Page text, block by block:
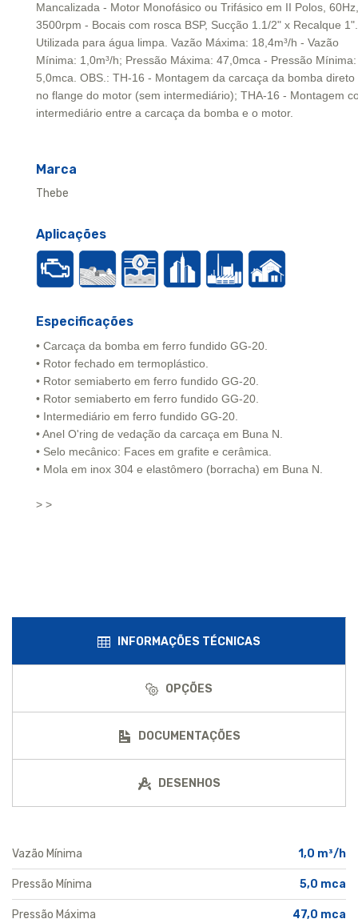
Mancalizada - Motor Monofásico ou Trifásico em II Polos, 60Hz,
3500rpm - Bocais com rosca BSP, Sucção 1.1/2" x Recalque 1".
Utilizada para água limpa. Vazão Máxima: 18,4m³/h - Vazão
Mínima: 1,0m³/h; Pressão Máxima: 47,0mca - Pressão Mínima:
5,0mca. OBS.: TH-16 - Montagem da carcaça da bomba direto
no flange do motor (sem intermediário); THA-16 - Montagem
intermediário entre a carcaça da bomba e o motor.
Marca
Thebe
Aplicações
Especificações
• Carcaça da bomba em ferro fundido GG-20.
• Rotor fechado em termoplástico.
• Rotor semiaberto em ferro fundido GG-20.
• Rotor semiaberto em ferro fundido GG-20.
• Intermediário em ferro fundido GG-20.
• Anel O'ring de vedação da carcaça em Buna N.
• Selo mecânico: Faces em grafite e cerâmica.
• Mola em inox 304 e elastômero (borracha) em Buna N.
> >
INFORMAÇÕES TÉCNICAS
OPÇÕES
DOCUMENTAÇÕES
DESENHOS
Vazão Mínima 1,0 m³/h
Pressão Mínima 5,0 mca
Pressão Máxima 47,0 mca